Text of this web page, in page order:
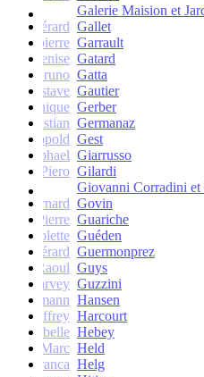
Galerie Maision et
Gérard Gallet
Jean-pierre Garrault
Denise Gatard
Bruno Gatta
Gustave Gautier
Monique Gerber
Christian Germanaz
Léopold Gest
Raphael Giarrusso
Piero Gilardi
Giovanni Corradini et
Bernard Govin
Pierre Guariche
Colette Guéden
Gérard Guermonprez
Raoul Guys
Harvey Guzzini
Lehmann Hansen
Geoffrey Harcourt
Isabelle Hebey
Marc Held
Franca Helg